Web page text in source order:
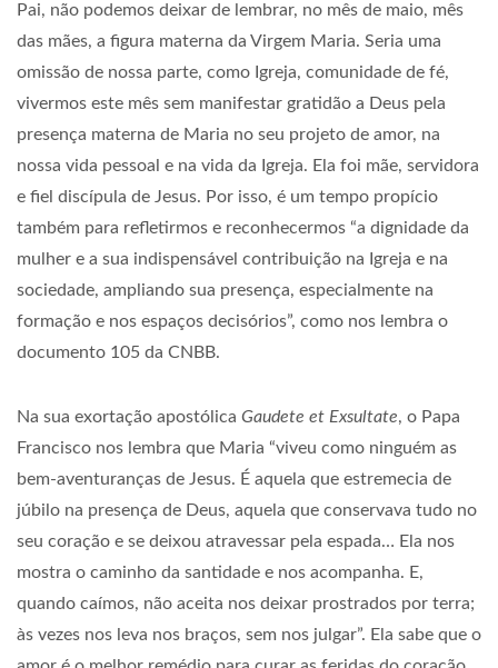
Pai, não podemos deixar de lembrar, no mês de maio, mês
das mães, a figura materna da Virgem Maria. Seria uma
omissão de nossa parte, como Igreja, comunidade de fé,
vivermos este mês sem manifestar gratidão a Deus pela
presença materna de Maria no seu projeto de amor, na
nossa vida pessoal e na vida da Igreja. Ela foi mãe, servidora
e fiel discípula de Jesus. Por isso, é um tempo propício
também para refletirmos e reconhecermos “a dignidade da
mulher e a sua indispensável contribuição na Igreja e na
sociedade, ampliando sua presença, especialmente na
formação e nos espaços decisórios”, como nos lembra o
documento 105 da CNBB.
Na sua exortação apostólica Gaudete et Exsultate, o Papa
Francisco nos lembra que Maria “viveu como ninguém as
bem-aventuranças de Jesus. É aquela que estremecia de
júbilo na presença de Deus, aquela que conservava tudo no
seu coração e se deixou atravessar pela espada… Ela nos
mostra o caminho da santidade e nos acompanha. E,
quando caímos, não aceita nos deixar prostrados por terra;
às vezes nos leva nos braços, sem nos julgar”. Ela sabe que o